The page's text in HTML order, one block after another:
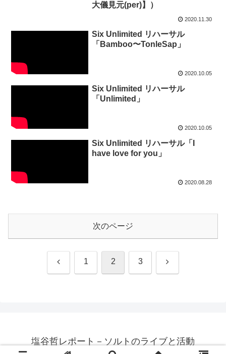
大儀見元(per)】）
2020.11.30
Six Unlimited リハーサル
「Bamboo〜TonleSap」
2020.10.05
Six Unlimited リハーサル
「Unlimited」
2020.10.05
Six Unlimited リハーサル「I
have love for you」
2020.08.28
次のページ
前 1 2 3 次
塩谷哲レポート－ソルトのライブと活動